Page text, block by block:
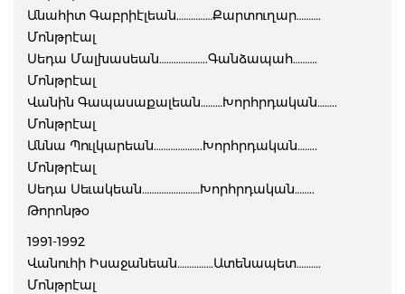
Անահիտ Գաբրիէլեան……………Քարտուղար……….
Մոնթրէալ
Սեդա Մալխասեան………………..Գանձապահ……….
Մոնթրէալ
Վանին Գապասաքալեան………Խորհրդական……..
Մոնթրէալ
Աննա Պուլկարեան………………..Խորհրդական……..
Մոնթրէալ
Սեդա Սեւակեան……………………Խորհրդական……..
Թորոնթօ
1991-1992
Վանուհի Իսաջանեան……………Ատենապետ……….
Մոնթրէալ